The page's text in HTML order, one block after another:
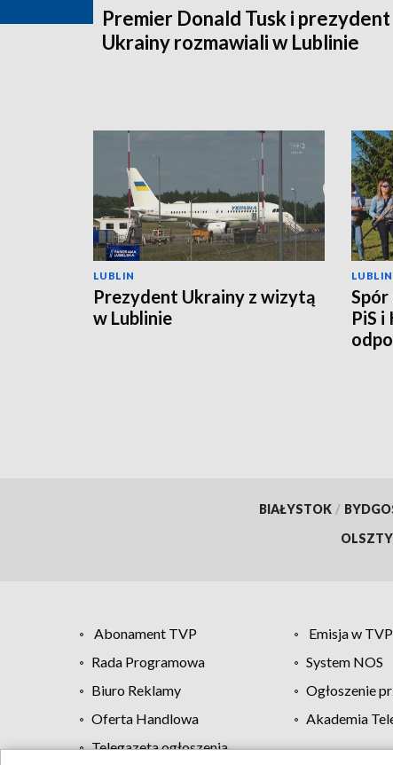
Premier Donald Tusk i prezydent
Ukrainy rozmawiali w Lublinie
LUBLIN
Prezydent Ukrainy z wizytą
w Lublinie
LUBLIN
PiS i
BIAŁYSTOK /
Abonament TVP Emisja w TVP
Rada Programowa
System NOS
Biuro Reklamy
Ogłoszenie
Oferta Handlowa
Akademia
Telegazeta ogłoszenia